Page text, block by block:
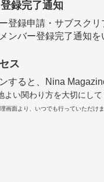
録完了通知
登録申請・サブスクリ
ンバー登録完了通知を
ス
すると、Nina
い関わり方を大切にして
画面より、いつでも行っていただけ